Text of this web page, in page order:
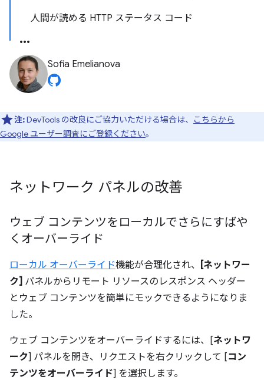
人間が読める HTTP ステータス コード
Sofia Emelianova
注:DevTools の改良にご協力いただける場合は、
こちらから
Google ユーザー調査にご登録ください。
ネットワーク パネルの改善
ウェブ コンテンツをローカルでさらにすばや
くオーバーライド
ローカル オーバーライド機能が合理化され、
[ネットワー
ク] パネルからリモート リソースのレスポンス ヘッダー
とウェブ コンテンツを簡単にモックできるようになりま
した。
ウェブ コンテンツをオーバーライドするには、[ネットワ
ーク] パネルを開き、リクエストを右クリックして [コン
テンツをオーバーライド] を選択します。